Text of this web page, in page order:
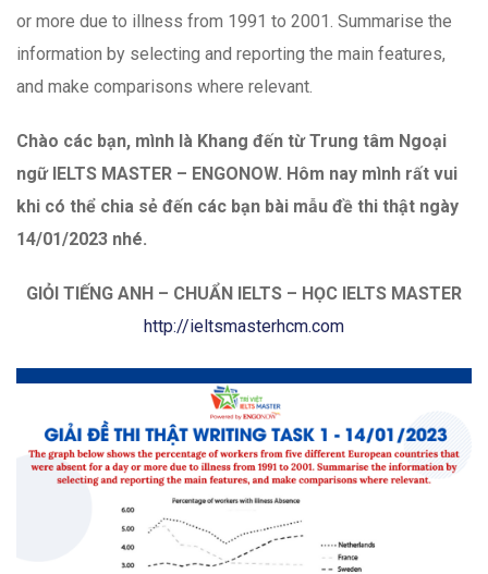
or more due to illness from 1991 to 2001. Summarise the
information by selecting and reporting the main features,
and make comparisons where relevant.
Chào các bạn, mình là Khang đến từ Trung tâm Ngoại
ngữ IELTS MASTER – ENGONOW. Hôm nay mình rất vui
khi có thể chia sẻ đến các bạn bài mẫu đề thi thật ngày
14/01/2023 nhé.
GIỎI TIẾNG ANH – CHUẨN IELTS – HỌC IELTS MASTER
http://ieltsmasterhcm.com